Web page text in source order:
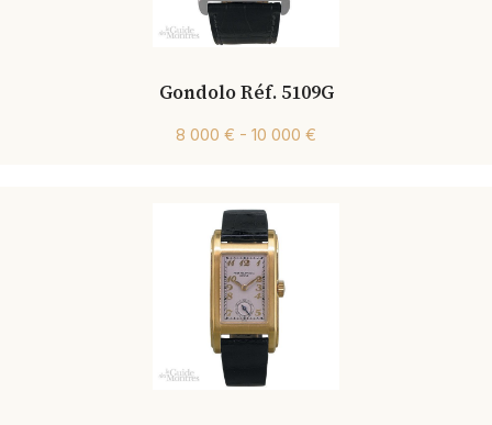
Gondolo Réf. 5109G
8 000 € - 10 000 €